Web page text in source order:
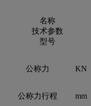
名称
技术参数
型号
公称力 KN
公称力行程 mm